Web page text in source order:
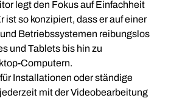
legt den Fokus auf Einfachheit
ist so konzipiert, dass er auf einer
Betriebssystemen reibungslos
und Tablets bis hin zu
Computern.
Installationen oder ständige
mit der Videobearbeitung